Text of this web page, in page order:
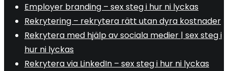
Employer branding – sex steg i hur ni lyckas
Rekrytering – rekrytera rätt utan dyra kostnader
Rekrytera med hjälp av sociala medier | sex steg i
hur ni lyckas
Rekrytera via LinkedIn – sex steg i hur ni lyckas